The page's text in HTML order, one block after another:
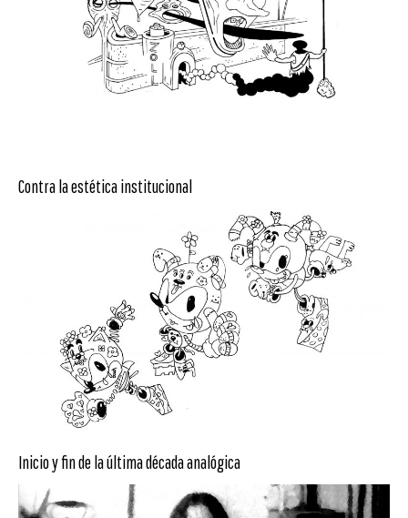
Contra la estética institucional
Inicio y fin de la última década analógica